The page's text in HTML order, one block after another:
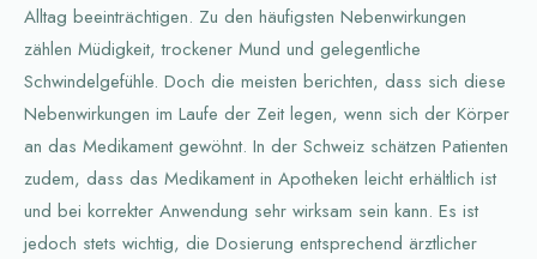
Alltag beeinträchtigen. Zu den häufigsten Nebenwirkungen
zählen Müdigkeit, trockener Mund und gelegentliche
Schwindelgefühle. Doch die meisten berichten, dass sich diese
Nebenwirkungen im Laufe der Zeit legen, wenn sich der Körper
an das Medikament gewöhnt. In der Schweiz schätzen Patienten
zudem, dass das Medikament in Apotheken leicht erhältlich ist
und bei korrekter Anwendung sehr wirksam sein kann. Es ist
jedoch stets wichtig, die Dosierung entsprechend ärztlicher